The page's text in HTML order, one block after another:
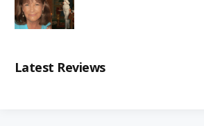
Latest Reviews